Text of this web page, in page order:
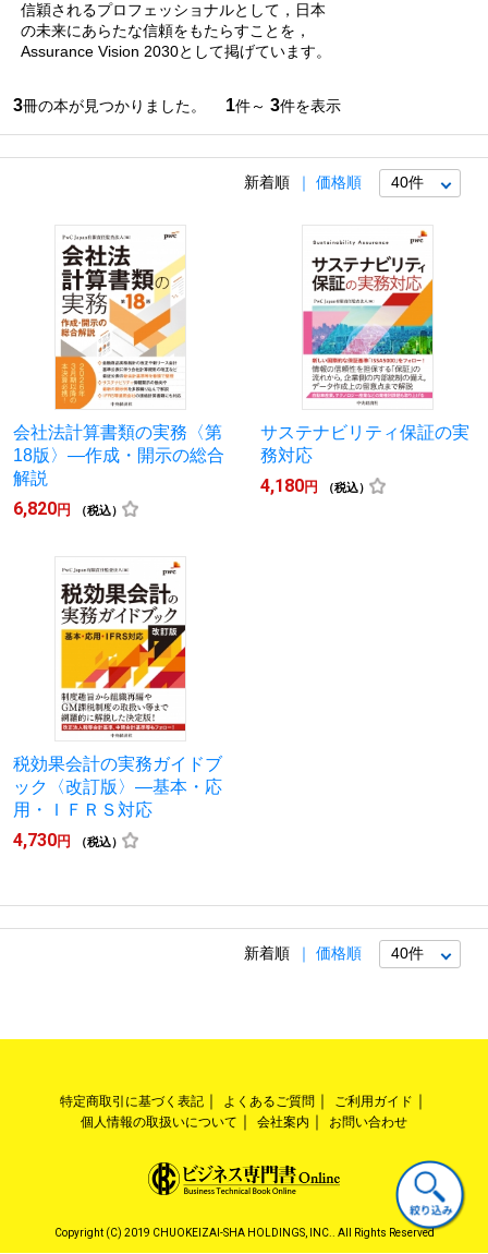
信穎されるプロフェッショナルとして，日本
の未来にあらたな信頼をもたらすことを，
Assurance Vision 2030として掲げています。
3冊の本が見つかりました。 1件～ 3件を表示
新着順 価格順
会社法計算書類の実務〈第
18版〉―作成・開示の総合
解説
6,820円 （税込）
サステナビリティ保証の実
務対応
4,180円 （税込）
税効果会計の実務ガイドブ
ック〈改訂版〉―基本・応
用・ＩＦＲＳ対応
4,730円 （税込）
新着順 価格順
特定商取引に基づく表記 よくあるご質問
ご利用ガイド
個人情報の取扱いについて
会社案内 お問い合わせ
Copyright (C) 2019 CHUOKEIZAI-SHA HOLDINGS, INC.. All Rights Reserved